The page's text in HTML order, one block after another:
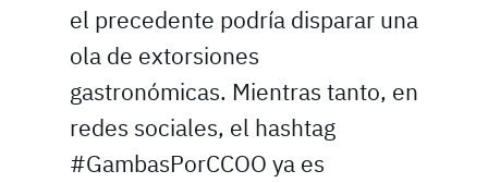
el precedente podría disparar una
ola de extorsiones
gastronómicas. Mientras tanto, en
redes sociales, el hashtag
#GambasPorCCOO ya es